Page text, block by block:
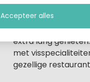
Volop actie en
De ruime opzet
animatieteam
extra lang
met
gezellige
Accepteer alles